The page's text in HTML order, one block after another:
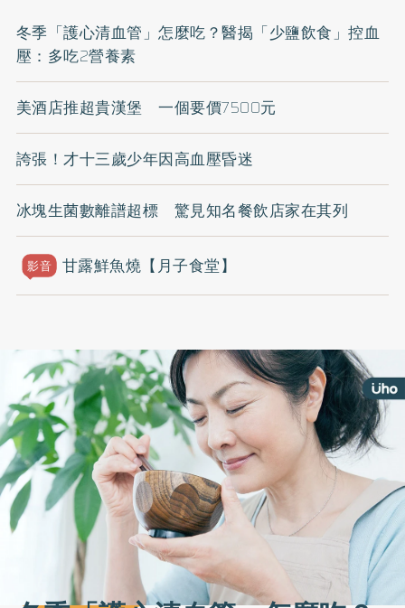
冬季「護心清血管」怎麼吃？醫揭「少鹽飲食」控血
壓：多吃2營養素
美酒店推超貴漢堡 一個要價7500元
誇張！才十三歲少年因高血壓昏迷
冰塊生菌數離譜超標 驚見知名餐飲店家在其列
影音 甘露鮮魚燒【月子食堂】